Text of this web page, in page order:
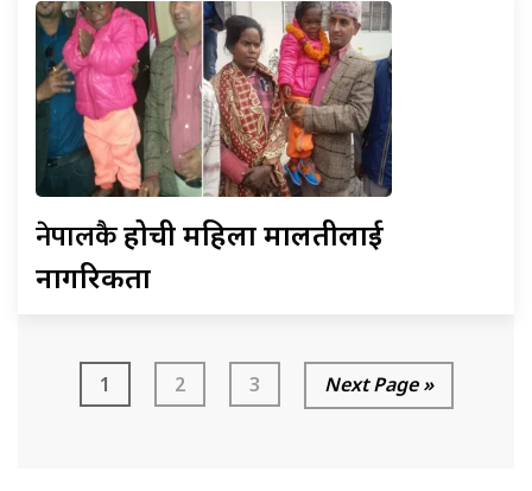
नेपालकैहोची महिला मालतीलाई
नागरिकता
1 2 3 Next Page »